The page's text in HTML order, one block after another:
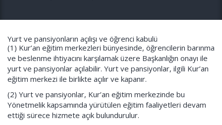
Yurt ve pansiyonların açılışı ve öğrenci kabulü
(1) Kur’an eğitim merkezleri bünyesinde, öğrencilerin barınma
ve beslenme ihtiyacını karşılamak üzere Başkanlığın onayı ile
yurt ve pansiyonlar açılabilir. Yurt ve pansiyonlar, ilgili Kur’an
eğitim merkezi ile birlikte açılır ve kapanır.
(2) Yurt ve pansiyonlar, Kur’an eğitim merkezinde bu
Yönetmelik kapsamında yürütülen eğitim faaliyetleri devam
ettiği sürece hizmete açık bulundurulur.